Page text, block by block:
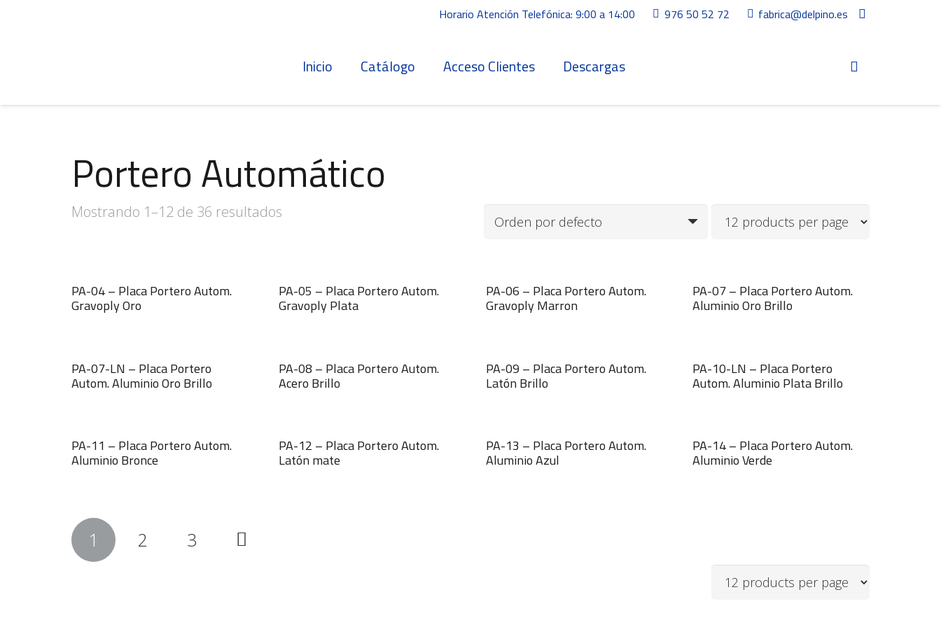
Horario Atención Telefónica: 9:00 a 14:00 976 50 52 72 fabrica@delpino.es
Inicio Catálogo Acceso Clientes Descargas
Portero Automático
Mostrando 1–12 de 36 resultados
PA-04 – Placa Portero Autom.
Gravoply Oro
PA-05 – Placa Portero Autom.
Gravoply Plata
PA-06 – Placa Portero Autom.
Gravoply Marron
PA-07 – Placa Portero Autom.
Aluminio Oro Brillo
PA-07-LN – Placa Portero
Autom. Aluminio Oro Brillo
PA-08 – Placa Portero Autom.
Acero Brillo
PA-09 – Placa Portero Autom.
Latón Brillo
PA-10-LN – Placa Portero
Autom. Aluminio Plata Brillo
PA-11 – Placa Portero Autom.
Aluminio Bronce
PA-12 – Placa Portero Autom.
Latón mate
PA-13 – Placa Portero Autom.
Aluminio Azul
PA-14 – Placa Portero Autom.
Aluminio Verde
Navegación
de
1 2 3